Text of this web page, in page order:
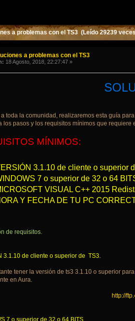
a problemas con el TS3 (Leído 29239
a problemas con el TS3
18 Agosto, 2018, 22:27:47 »
a toda la comunidad, realizaremos esta guía
los pasos y los requisitos mínimos que
MÍNIMOS:
3.1.10 de cliente o superior
7 o superior de 32 o 64
VISUAL C++ 2015
Y FECHA DE TU PC
de requisitos.
3.1.10 de cliente o superior de TS3.
tener la versión de ts3 3.1.10 o superior
en Aura.
http://